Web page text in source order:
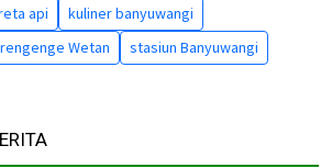
api
kuliner banyuwangi
Wetan
stasiun Banyuwangi